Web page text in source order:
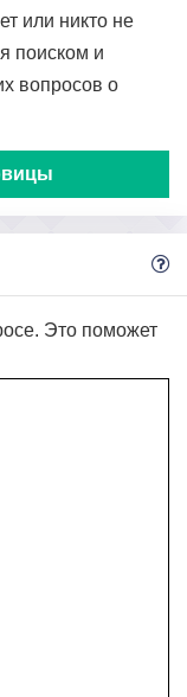
или никто не
поиском и
вопросов о
Это поможет